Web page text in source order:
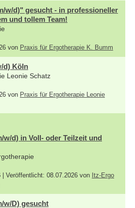
w/d)" gesucht - in professioneller
und tollem Team!
von Praxis für Ergotherapie K. Bumm
d) Köln
Leonie Schatz
von Praxis für Ergotherapie Leonie
w/d) in Voll- oder Teilzeit und
Veröffentlicht: 08.07.2026 von Itz-Ergo
w/D) gesucht